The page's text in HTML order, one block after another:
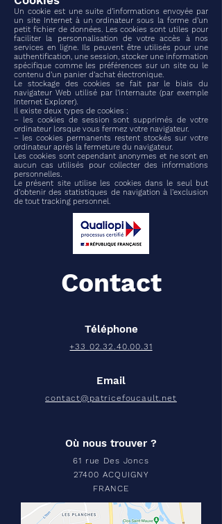
Un cookie est une suite d’informations envoyée par
un site Internet à un ordinateur sous la forme d’un
petit fichier de données. Les cookies sont utiles pour
faciliter la personnalisation de votre accès à nos
services en ligne. Ils peuvent être utilisés pour une
authentification, une session, stocker une information
spécifique comme les préférences sur un site ou le
contenu d’un panier d’achat électronique.
Le stockage des cookies se fait par le biais du
navigateur Web utilisé par l’internaute (par exemple
Internet Explorer).
Il existe deux types de cookies :
– les cookies de session sont supprimés de votre
ordinateur lorsque vous fermez votre navigateur.
– les cookies permanents restent stockés sur votre
ordinateur après la fermeture du navigateur.
Les cookies sont cependant anonymes et ne sont en
aucun cas utilisés pour collecter des informations
personnelles.
Le présent site utilise les cookies dans le seul but
d’obtenir des statistiques de navigation à l’exclusion
de tout tracking personnel.
Contact
Téléphone
+33 02.32.40.00.31
Email
contact@patricefoucault.net
Où nous trouver ?
61 rue Des Joncs
27400 ACQUIGNY
FRANCE